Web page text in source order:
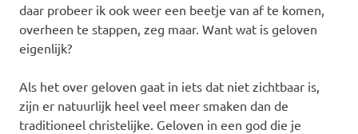
daar probeer ik ook weer een beetje van af te komen,
overheen te stappen, zeg maar. Want wat is geloven
eigenlijk?
Als het over geloven gaat in iets dat niet zichtbaar is,
zijn er natuurlijk heel veel meer smaken dan de
traditioneel christelijke. Geloven in een god die je